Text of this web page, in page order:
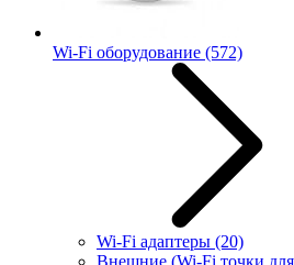
Wi-Fi оборудование (572)
Wi-Fi адаптеры (20)
Внешние (Wi-Fi точки